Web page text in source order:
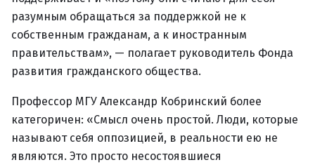
разумным обращаться за поддержкой не к
собственным гражданам, а к иностранным
правительствам», — полагает руководитель Фонда
развития гражданского общества.
Профессор МГУ Александр Кобринский более
категоричен: «Смысл очень простой. Люди, которые
называют себя оппозицией, в реальности ею не
являются. Это просто несостоявшиеся